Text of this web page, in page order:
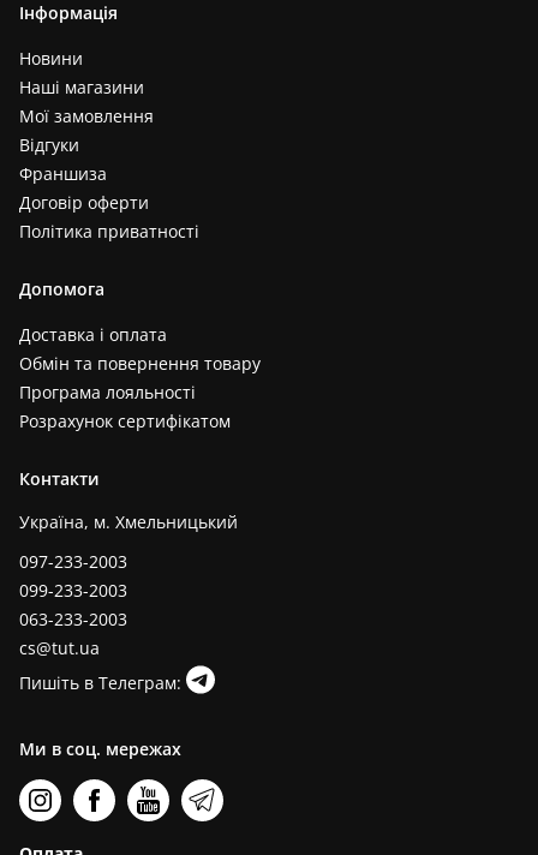
Інформація
Новини
Наші магазини
Мої замовлення
Відгуки
Франшиза
Договір оферти
Політика приватності
Допомога
Доставка і оплата
Обмін та повернення товару
Програма лояльності
Розрахунок сертифікатом
Контакти
Україна, м. Хмельницький
097-233-2003
099-233-2003
063-233-2003
cs@tut.ua
Пишіть в Телеграм:
Ми в соц. мережах